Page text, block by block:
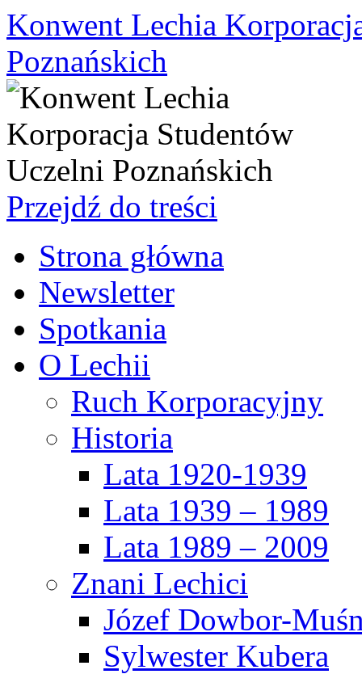
Konwent Lechia
Poznańskich
Przejdź do treści
Strona główna
Newsletter
Spotkania
O Lechii
Ruch Korporacyjny
Historia
Lata 1920-1939
Lata 1939 – 1989
Lata 1989 – 2009
Znani Lechici
Józef Dowbor-
Sylwester Kubera